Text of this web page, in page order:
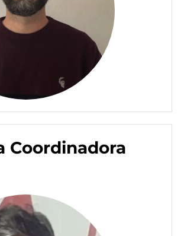
Coordinadora